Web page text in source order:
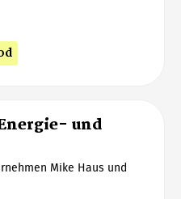
und
Mike Haus und